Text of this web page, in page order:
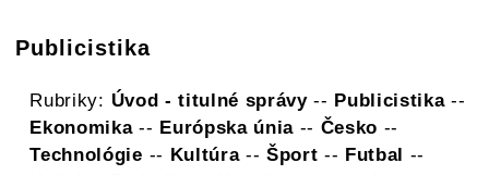
Publicistika
Rubriky: Úvod - titulné správy-- Publicistika--
Ekonomika-- Európska únia-- Česko --
Technológie -- Kultúra-- Šport -- Futbal --